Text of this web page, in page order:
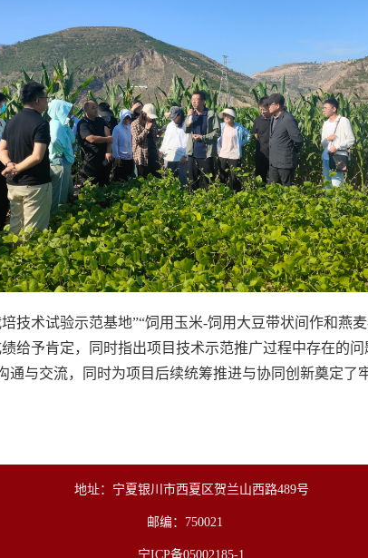
技术试验示范基地”“饲用玉米-饲用大豆带状间作和燕
给予肯定，同时指出项目技术示范推广过程中存在的
与交流，同时为项目后续统筹推进与协同创新奠定
地址：宁夏银川市西夏区贺兰山西路489号
邮编：750021
宁ICP备05002185-1